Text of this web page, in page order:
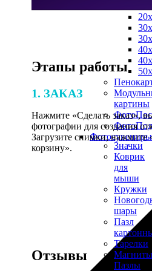
картины
Фотоcувениры
Значки
Коврик
для
мыши
Кружки
шары
Пазл
Тарелки
Магниты
Пазлы
Этапы работы
1. ЗАКАЗ
Нажмите «Сделать заказ»,
фотографии для создания
Загрузите снимки, нажмите
корзину».
Отзывы